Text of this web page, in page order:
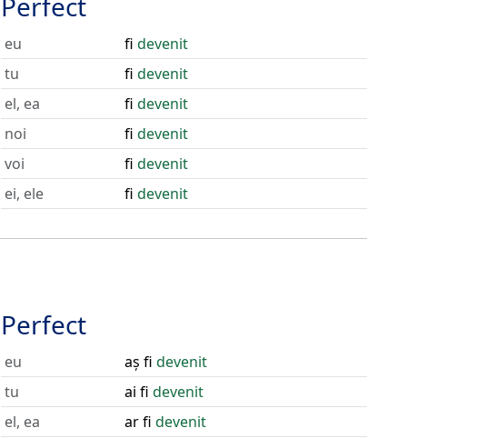
eu fi devenit
tu
fi devenit
el, ea
fi devenit
noi
fi devenit
voi
fi devenit
ei, ele
fi devenit
Perfect
eu aș fi devenit
tu
ai fi devenit
el, ea
ar fi devenit